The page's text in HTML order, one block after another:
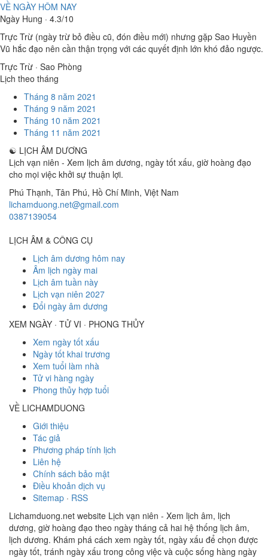
VỀ NGÀY HÔM NAY
Ngày Hung · 4.3/10
Trực Trừ (ngày trừ bỏ điều cũ, đón điều mới) nhưng gặp Sao Huyền
Vũ hắc đạo nên cần thận trọng với các quyết định lớn khó đảo ngược.
Trực Trừ · Sao Phòng
Lịch theo tháng
Tháng 8 năm 2021
Tháng 9 năm 2021
Tháng 10 năm 2021
Tháng 11 năm 2021
☯ LỊCH ÂM DƯƠNG
Lịch vạn niên - Xem lịch âm dương, ngày tốt xấu, giờ hoàng đạo
cho mọi việc khởi sự thuận lợi.
Phú Thạnh, Tân Phú, Hồ Chí Minh, Việt Nam
lichamduong.net@gmail.com
0387139054
LỊCH ÂM & CÔNG CỤ
Lịch âm dương hôm nay
Âm lịch ngày mai
Lịch âm tuần này
Lịch vạn niên 2027
Đổi ngày âm dương
XEM NGÀY · TỬ VI · PHONG THỦY
Xem ngày tốt xấu
Ngày tốt khai trương
Xem tuổi làm nhà
Tử vi hàng ngày
Phong thủy hợp tuổi
VỀ LICHAMDUONG
Giới thiệu
Tác giả
Phương pháp tính lịch
Liên hệ
Chính sách bảo mật
Điều khoản dịch vụ
Sitemap · RSS
Lichamduong.net website Lịch vạn niên - Xem lịch âm, lịch
dương, giờ hoàng đạo theo ngày tháng cả hai hệ thống lịch âm,
lịch dương. Khám phá cách xem ngày tốt, ngày xấu để chọn được
ngày tốt, tránh ngày xấu trong công việc và cuộc sống hàng ngày